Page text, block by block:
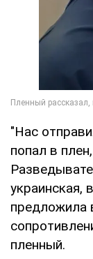
"Нас
попал в
украинская,
предложила
пленный.